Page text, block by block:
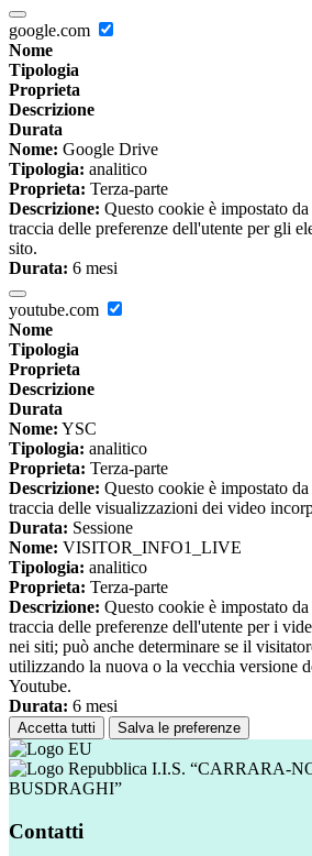
google.com
Nome
Tipologia
Proprieta
Descrizione
Durata
Nome: Google Drive
Tipologia: analitico
Proprieta: Terza-parte
Descrizione: Questo cookie è impostato
traccia delle preferenze dell'utente per gli
sito.
Durata: 6 mesi
youtube.com
Nome
Tipologia
Proprieta
Descrizione
Durata
Nome: YSC
Tipologia: analitico
Proprieta: Terza-parte
Descrizione: Questo cookie è impostato
traccia delle visualizzazioni dei video
Durata: Sessione
Nome: VISITOR_INFO1_LIVE
Tipologia: analitico
Proprieta: Terza-parte
Descrizione: Questo cookie è impostato
traccia delle preferenze dell'utente per i
nei siti; può anche determinare se il
utilizzando la nuova o la vecchia versione
Youtube.
Durata: 6 mesi
Accetta tutti Salva le preferenze
I.I.S. “CARRARA-
BUSDRAGHI”
Contatti